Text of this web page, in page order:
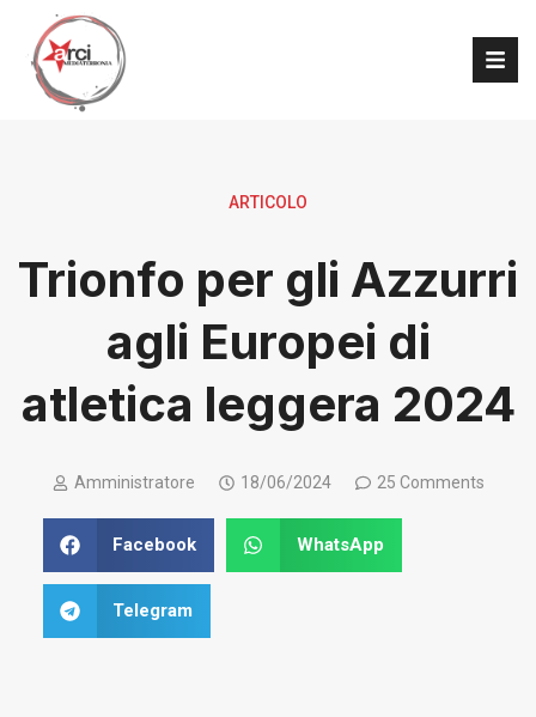
ARTICOLO
Trionfo per gli Azzurri
agli Europei di
atletica leggera 2024
Amministratore 18/06/2024 25 Comments
Facebook WhatsApp
Telegram